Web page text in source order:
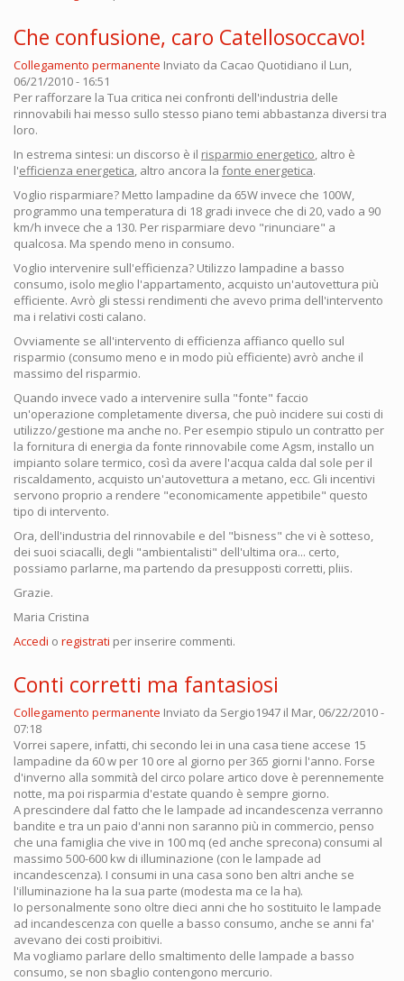
Che confusione, caro Catellosoccavo!
Collegamento permanente Inviato da Cacao Quotidiano il Lun,
06/21/2010 - 16:51
Per rafforzare la Tua critica nei confronti dell'industria delle
rinnovabili hai messo sullo stesso piano temi abbastanza diversi tra
loro.
In estrema sintesi: un discorso è il risparmio energetico , altro è
l'efficienza energetica , altro ancora la fonte energetica.
Voglio risparmiare? Metto lampadine da 65W invece che 100W,
programmo una temperatura di 18 gradi invece che di 20, vado a 90
km/h invece che a 130. Per risparmiare devo "rinunciare" a
qualcosa. Ma spendo meno in consumo.
Voglio intervenire sull'efficienza? Utilizzo lampadine a basso
consumo, isolo meglio l'appartamento, acquisto un'autovettura più
efficiente. Avrò gli stessi rendimenti che avevo prima dell'intervento
ma i relativi costi calano.
Ovviamente se all'intervento di efficienza affianco quello sul
risparmio (consumo meno e in modo più efficiente) avrò anche il
massimo del risparmio.
Quando invece vado a intervenire sulla "fonte" faccio
un'operazione completamente diversa, che può incidere sui costi di
utilizzo/gestione ma anche no. Per esempio stipulo un contratto per
la fornitura di energia da fonte rinnovabile come Agsm, installo un
impianto solare termico, così da avere l'acqua calda dal sole per il
riscaldamento, acquisto un'autovettura a metano, ecc. Gli incentivi
servono proprio a rendere "economicamente appetibile" questo
tipo di intervento.
Ora, dell'industria del rinnovabile e del "bisness" che vi è sotteso,
dei suoi sciacalli, degli "ambientalisti" dell'ultima ora... certo,
possiamo parlarne, ma partendo da presupposti corretti, pliis.
Grazie.
Maria Cristina
Accedi o registrati per inserire commenti.
Conti corretti ma fantasiosi
Collegamento permanente Inviato da Sergio1947 il Mar, 06/22/2010 -
07:18
Vorrei sapere, infatti, chi secondo lei in una casa tiene accese 15
lampadine da 60 w per 10 ore al giorno per 365 giorni l'anno. Forse
d'inverno alla sommità del circo polare artico dove è perennemente
notte, ma poi risparmia d'estate quando è sempre giorno.
A prescindere dal fatto che le lampade ad incandescenza verranno
bandite e tra un paio d'anni non saranno più in commercio, penso
che una famiglia che vive in 100 mq (ed anche sprecona) consumi al
massimo 500-600 kw di illuminazione (con le lampade ad
incandescenza). I consumi in una casa sono ben altri anche se
l'illuminazione ha la sua parte (modesta ma ce la ha).
Io personalmente sono oltre dieci anni che ho sostituito le lampade
ad incandescenza con quelle a basso consumo, anche se anni fa'
avevano dei costi proibitivi.
Ma vogliamo parlare dello smaltimento delle lampade a basso
consumo, se non sbaglio contengono mercurio.